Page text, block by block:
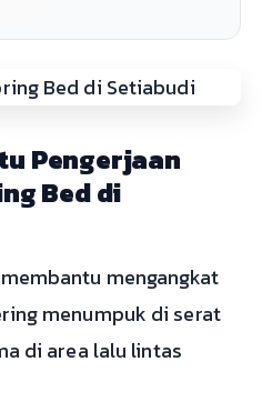
Pengerjaan
Bed di
mengangkat
menumpuk di serat
di area lalu lintas